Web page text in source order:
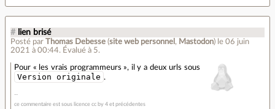
# lien brisé
Posté par Thomas Debesse (site web personnel , Mastodon) le 06 juin
2021 à 00:44. Évalué à 5.
Pour « les vrais programmeurs », il y a deux urls sous
Version originale .
ce commentaire est sous licence cc by 4 et précédentes